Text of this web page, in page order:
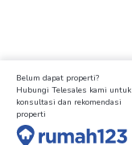
Belum dapat properti?
Hubungi Telesales kami untuk
konsultasi dan rekomendasi
properti